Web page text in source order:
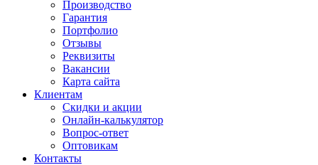
Производство
Гарантия
Портфолио
Отзывы
Реквизиты
Вакансии
Карта сайта
Клиентам
Скидки и акции
Онлайн-калькулятор
Вопрос-ответ
Оптовикам
Контакты